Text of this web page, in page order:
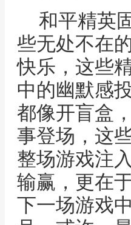
和平精英
些无处不在
快乐，这些
中的幽默感
都像开盲盒
事登场，这
整场游戏注
输赢，更在
下一场游戏